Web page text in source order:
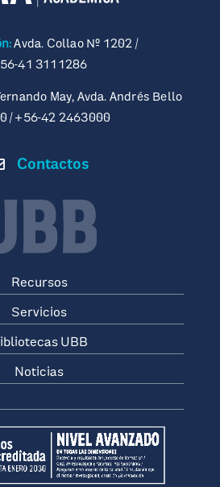
Avda. Collao Nº 1202 /
41 3111286
May, Avda. Andrés Bello
/+56-42 2463000
Contactos
Recursos
Servicios
UBB
Noticias